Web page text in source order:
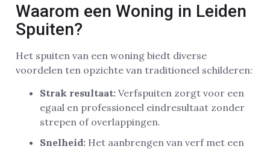
Waarom een Woning in Leiden
Spuiten?
Het spuiten van een woning biedt diverse
voordelen ten opzichte van traditioneel schilderen:
Strak resultaat: Verfspuiten zorgt voor een
egaal en professioneel eindresultaat zonder
strepen of overlappingen.
Snelheid: Het aanbrengen van verf met een